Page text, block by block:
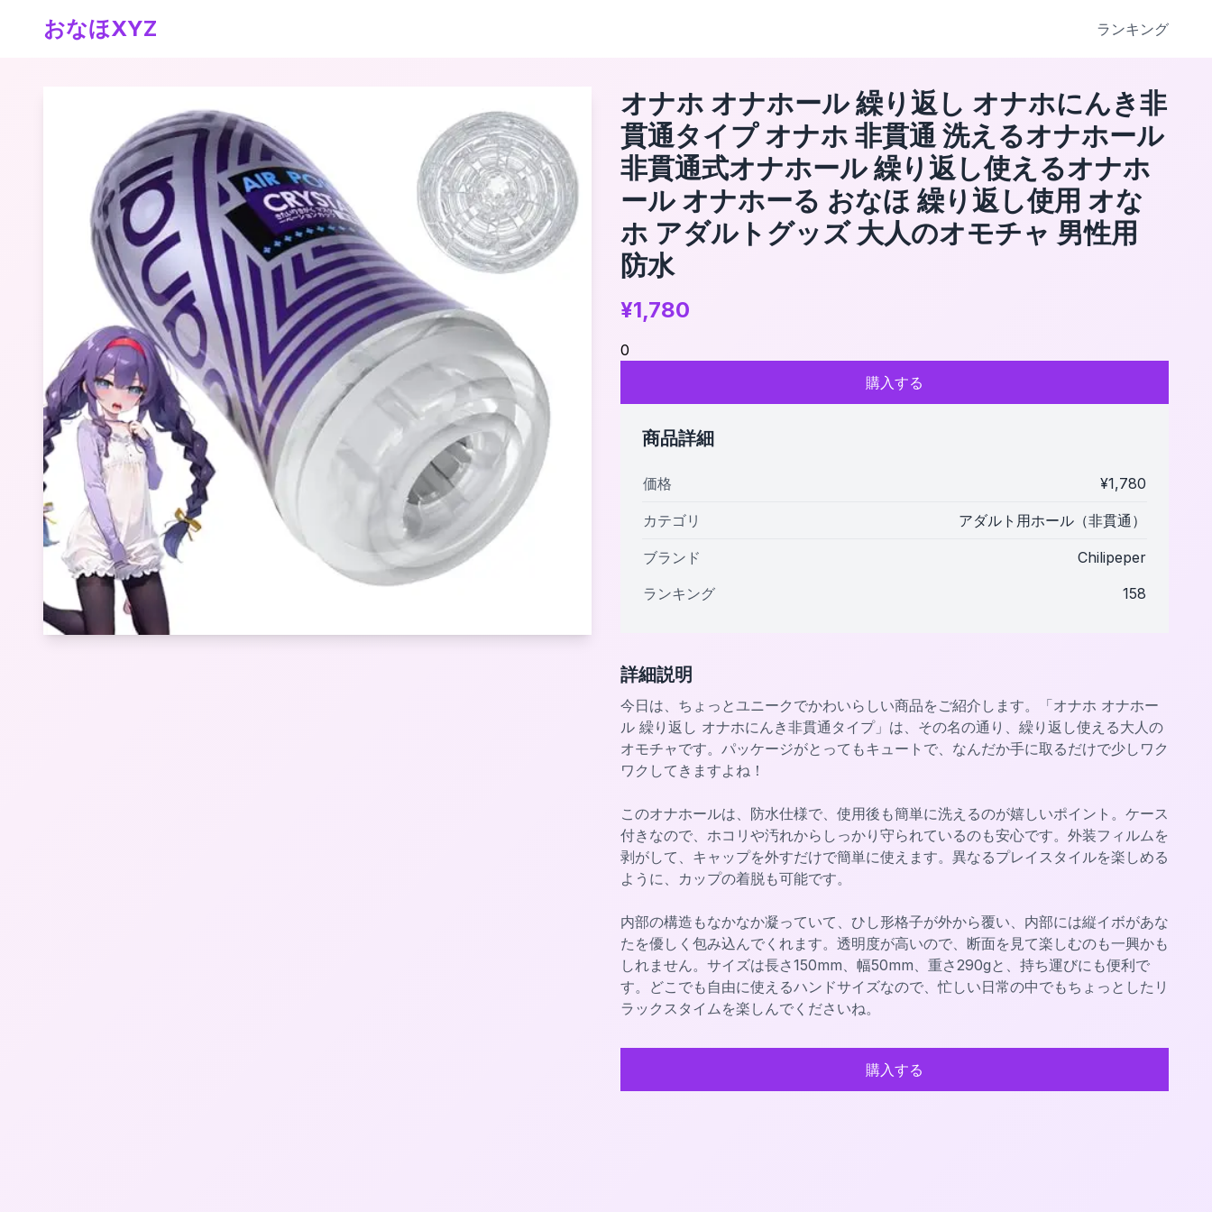
おなほXYZ ランキング
オナホ オナホール 繰り返し オナホにんき非
貫通タイプ オナホ 非貫通 洗えるオナホール
非貫通式オナホール 繰り返し使えるオナホ
ール オナホーる おなほ 繰り返し使用 オな
ホ アダルトグッズ 大人のオモチャ 男性用
防水
¥1,780
0
購入する
商品詳細
価格 ¥1,780
カテゴリ アダルト用ホール（非貫通）
ブランド
Chilipeper
ランキング
158
詳細説明
今日は、ちょっとユニークでかわいらしい商品をご紹介します。「オナホ オナホー
ル 繰り返し オナホにんき非貫通タイプ」は、その名の通り、繰り返し使える大人の
オモチャです。パッケージがとってもキュートで、なんだか手に取るだけで少しワク
ワクしてきますよね！
このオナホールは、防水仕様で、使用後も簡単に洗えるのが嬉しいポイント。ケース
付きなので、ホコリや汚れからしっかり守られているのも安心です。外装フィルムを
剥がして、キャップを外すだけで簡単に使えます。異なるプレイスタイルを楽しめる
ように、カップの着脱も可能です。
内部の構造もなかなか凝っていて、ひし形格子が外から覆い、内部には縦イボがあな
たを優しく包み込んでくれます。透明度が高いので、断面を見て楽しむのも一興かも
しれません。サイズは長さ150mm、幅50mm、重さ290gと、持ち運びにも便利で
す。どこでも自由に使えるハンドサイズなので、忙しい日常の中でもちょっとしたリ
ラックスタイムを楽しんでくださいね。
購入する